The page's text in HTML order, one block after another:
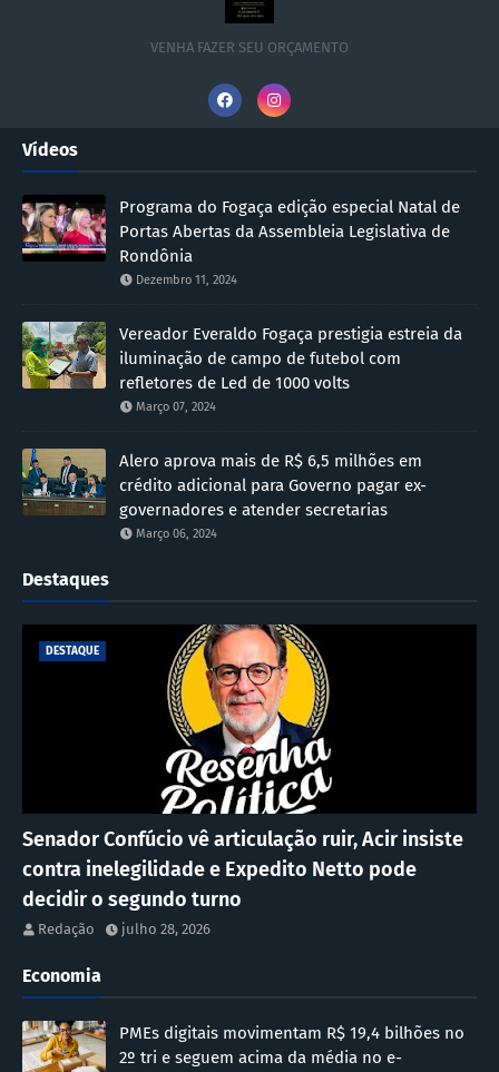
VENHA FAZER SEU ORÇAMENTO
Vídeos
Programa do Fogaça edição especial Natal de
Portas Abertas da Assembleia Legislativa de
Rondônia
Dezembro 11, 2024
Vereador Everaldo Fogaça prestigia estreia da
iluminação de campo de futebol com
refletores de Led de 1000 volts
Março 07, 2024
Alero aprova mais de R$ 6,5 milhões em
crédito adicional para Governo pagar ex-
governadores e atender secretarias
Março 06, 2024
Destaques
DESTAQUE
Senador Confúcio vê articulação ruir, Acir insiste
contra inelegilidade e Expedito Netto pode
decidir o segundo turno
Redação julho 28, 2026
Economia
PMEs digitais movimentam R$ 19,4 bilhões no
2º tri e seguem acima da média no e-